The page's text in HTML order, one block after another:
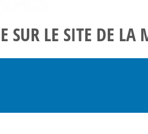
SUR LE SITE DE